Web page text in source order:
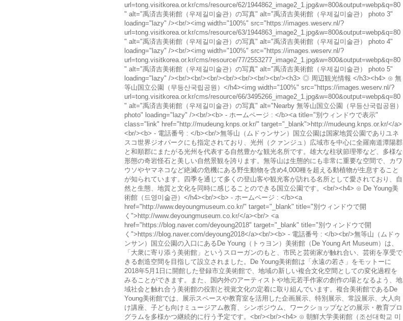
url=tong.visitkorea.or.kr/cms/resource/62/1944862_image2_1.jpg&w=800&output=webp&q=80
" alt="禹済吉美術館（우제길미술관）の写真" alt="禹済吉美術館（우제길미술관） photo 3"
loading="lazy" /><br/><img width="100%" src="https://images.weserv.nl/?
url=tong.visitkorea.or.kr/cms/resource/63/1944863_image2_1.jpg&w=800&output=webp&q=80
" alt="禹済吉美術館（우제길미술관）の写真" alt="禹済吉美術館（우제길미술관） photo 4"
loading="lazy" /><br/><img width="100%" src="https://images.weserv.nl/?
url=tong.visitkorea.or.kr/cms/resource/77/2553277_image2_1.jpg&w=800&output=webp&q=80
" alt="禹済吉美術館（우제길미술관）の写真" alt="禹済吉美術館（우제길미술관） photo 5"
loading="lazy" /><br/><br/><br/><br/><br/><br/><br/><h3> ◎ 周辺観光情報 </h3><h4> ⊙ 無
等山国立公園（무등산국립공원）</h4><img width="100%" src="https://images.weserv.nl/?
url=tong.visitkorea.or.kr/cms/resource/66/3495266_image2_1.jpg&w=800&output=webp&q=80
" alt="禹済吉美術館（우제길미술관）の写真" alt="Nearby 無等山国立公園（무등산국립공원）
photo" loading="lazy" /><br/><b> - ホームページ : </b><a title="別ウィンドウで表示"
class="link" href="http://mudeung.knps.or.kr/" target="_blank">http://mudeung.knps.or.kr/</a>
<br/><b> - 電話番号 : </b><br/>無等山（ムドゥンサン）国立公園は国家地質公園でありユネ
スコ世界ジオパークにも指定されており、光州（クァンジュ）広域市を中心に全羅南道潭陽郡
と和順郡にまたがる光州を代表する自然豊かな観光名所です。雄大な柱状節理帯など、多様な
形態の奇岩怪石と美しい自然景観を誇ります。無等山は生態的にも非常に重要な空間で、カワ
ウソやヤマネコなど絶滅の危機にある野生動物を含め4,000種を超える動植物が生息すること
が知られています。四季を通じて多くの登山客や観光客が訪れる名所として愛されており、自
然と生態、地質と文化を同時に感じることのできる国立公園です。<br/><h4> ⊙ De Young美
術館（드영미술관）</h4><br/><b> - ホームページ : </b><a
href="http://www.deyoungmuseum.co.kr/" target="_blank" title="別ウィンドウで開
く">http://www.deyoungmuseum.co.kr/</a><br/> <a
href="https://blog.naver.com/deyoung2018" target="_blank" title="別ウィンドウで開
く">https://blog.naver.com/deyoung2018</a><br/><b> - 電話番号 : </b><br/>無等山（ムドゥ
ンサン）国立公園の入口にあるDe Young（トゥヨン）美術館（De Young Art Museum）は、
「大衆に寄り添う美術館」というスローガンのもと、市民と芸術家が触れ合い、芸術を享受で
きる創造空間を目指して設立されました。De Young美術館は「永遠の若さ」をモットーに
2018年5月1日に開館した登録市立美術館で、地域の新しい複合文化空間としての変化過程を
みることができます。また、国内外のアーティストや地元若手作家の創作の場となるよう、地
域社会と触れ合う美術館の役割と視覚文化の定着に取り組んでいます。複合美術館であるDe
Young美術館では、展示スペースや教育室を活用した企画展示、特別展示、常設展示、大人向
け講座、子ども向けミュージアム教育、シンポジウム、ワークショップなどの展示・教育プロ
グラムを多様かつ継続的に行う予定です。<br/><br/><h4> ⊙ 朝鮮大学美術館（조선대학교 미